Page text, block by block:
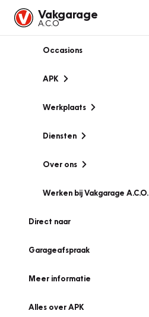
Vakgarage
A.C.O
Occasions
APK
Werkplaats
Diensten
Over ons
Werken bij Vakgarage A.C.O.
Direct naar
Garageafspraak
Meer informatie
Alles over APK